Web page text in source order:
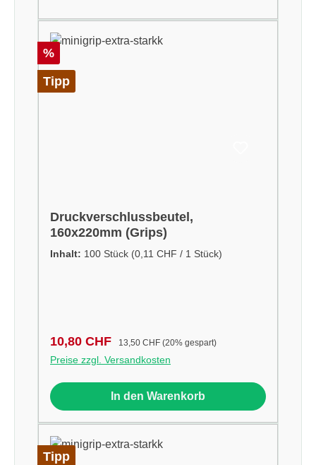
Rabatt
%
Tipp
Druckverschlussbeutel,
160x220mm (Grips)
Inhalt: 100 Stück (0,11 CHF / 1 Stück)
Verkaufspreis:
10,80 CHF Regulärer Preis:
13,50 CHF (20% gespart)
Preise zzgl. Versandkosten
In den Warenkorb
Tipp